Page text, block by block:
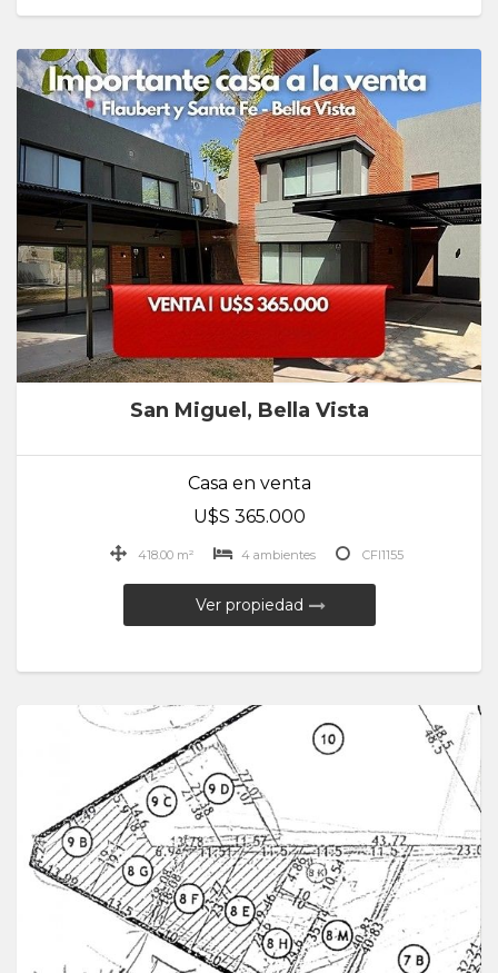
San Miguel, Bella Vista
Casa en venta
U$S 365.000
418.00 m² 4 ambientes CFI1155
Ver propiedad